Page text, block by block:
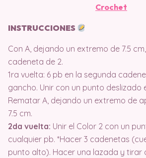
Crochet
INSTRUCCIONES
Con A, dejando un extremo de 7.5
cadeneta de 2.
1ra vuelta: 6 pb en la segunda
gancho. Unir con un punto deslizado
Rematar A, dejando un extremo de
7.5 cm.
2da vuelta: Unir el Color 2 con un
cualquier pb. *Hacer 3 cadenetas
punto alto). Hacer una lazada y tirar